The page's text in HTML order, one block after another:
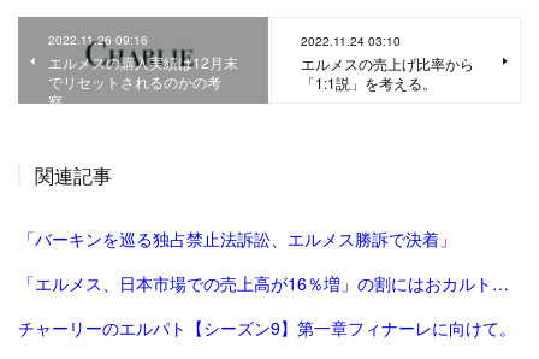
2022.11.26 09:16
エルメスの購入実績は12月末
でリセットされるのかの考
察。
2022.11.24 03:10
エルメスの売上げ比率から
「1:1説」を考える。
関連記事
「バーキンを巡る独占禁止法訴訟、エルメス勝訴で決着」
「エルメス、日本市場での売上高が16％増」の割にはおカルト系（笑）は減った気がする。
チャーリーのエルパト【シーズン9】第一章フィナーレに向けて。